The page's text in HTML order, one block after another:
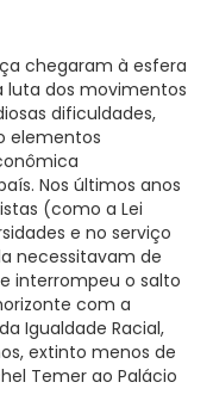
chegaram à esfera
luta dos movimentos
dificuldades,
elementos
Nos últimos anos
(como a Lei
e no serviço
necessitavam de
interrompeu o salto
com a
Igualdade Racial,
extinto menos de
Temer ao Palácio